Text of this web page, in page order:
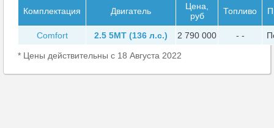
Комплектация Двигатель
Цена,
руб
Топливо
Comfort 2.5 5MT (136 л.с.) 2 790 000 - -
* Цены действительны с 18 Августа 2022